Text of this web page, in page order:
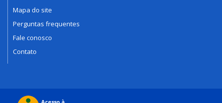
Mapa do site
Perguntas frequentes
Fale conosco
Contato